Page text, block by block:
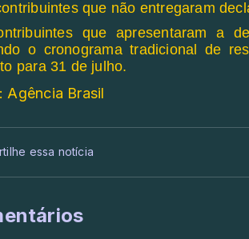
que não entregaram
que apresentaram a
o cronograma tradicional de
para 31 de julho.
Agência Brasil
essa notícia